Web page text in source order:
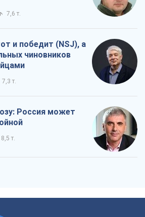
7,6 т.
и победит (NSJ), а
чиновников
7,3 т.
Россия может
8,5 т.